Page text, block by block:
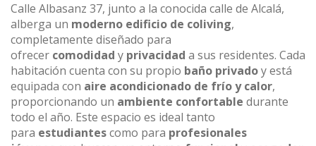
Calle Albasanz 37, junto a la conocida calle de Alcalá,
alberga un moderno edificio de coliving,
completamente diseñado para
ofrecer comodidad y privacidad a sus residentes. Cada
habitación cuenta con su propio baño privadoy está
equipada con aire acondicionado de frío y calor,
proporcionando un ambiente confortable durante
todo el año. Este espacio es ideal tanto
para estudiantescomo para profesionales